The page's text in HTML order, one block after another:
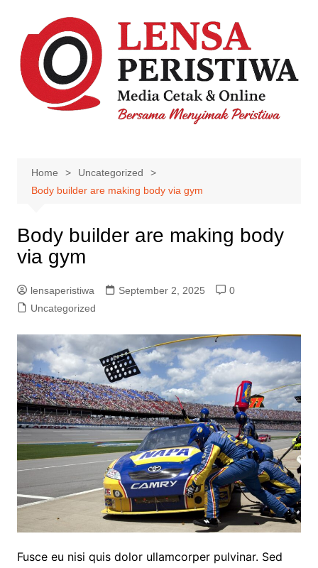
content
Home
Uncategorized
Body builder are making body via gym
Body builder are making body
via gym
lensaperistiwa September 2, 2025
0
Uncategorized
Fusce eu nisi quis dolor ullamcorper pulvinar. Sed